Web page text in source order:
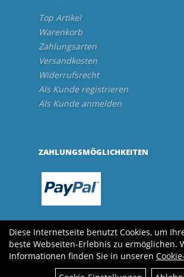
Top Artikel
Warenkorb
Zahlungsarten
Versandkosten
Widerrufsrecht
Als Kunde registrieren
Als Kunde anmelden
ZAHLUNGSMÖGLICHKEITEN
Diese Internetseite benutzt Cookies, um
beste Webseiten-Erlebnis zu ermöglichen.
Informationen finden Sie in unseren